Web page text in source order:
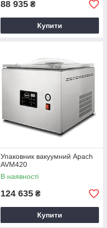
88 935 ₴
Купити
Упаковник вакуумний Apach
AVM420
В наявності
124 635 ₴
Купити